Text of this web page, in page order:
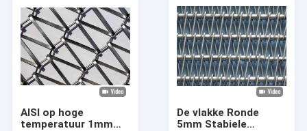
AISI op hoge
temperatuur 1mm
De vlakke Ronde
5mm Stabiele